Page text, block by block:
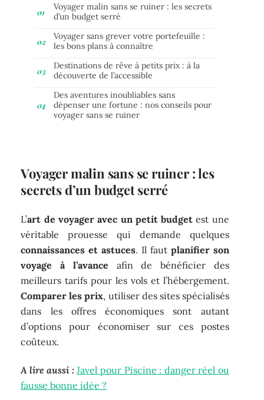
Voyager malin sans se ruiner : les secrets
d’un budget serré
Voyager sans grever votre portefeuille :
les bons plans à connaître
Destinations de rêve à petits prix : à la
découverte de l’accessible
Des aventures inoubliables sans
dépenser une fortune : nos conseils pour
voyager sans se ruiner
Voyager malin sans se ruiner : les
secrets d’un budget serré
L’art de voyager avec un petit budget est une
véritable prouesse qui demande quelques
connaissances et astuces. Il faut planifier son
voyage à l’avance afin de bénéficier des
meilleurs tarifs pour les vols et l’hébergement.
Comparer les prix, utiliser des sites spécialisés
dans les offres économiques sont autant
d’options pour économiser sur ces postes
coûteux.
A lire aussi : Javel pour Piscine : danger réel ou
fausse bonne idée ?